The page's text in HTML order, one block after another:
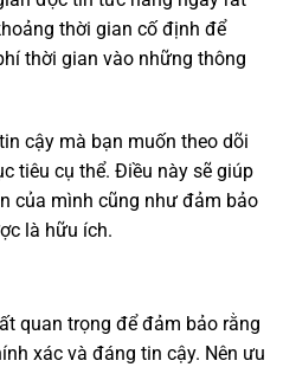
thời gian cố định để
thời gian vào những thông
cậy mà bạn muốn theo dõi
tiêu cụ thể. Điều này sẽ giúp
của mình cũng như đảm bảo
là hữu ích.
quan trọng để đảm bảo rằng
xác và đáng tin cậy. Nên ưu